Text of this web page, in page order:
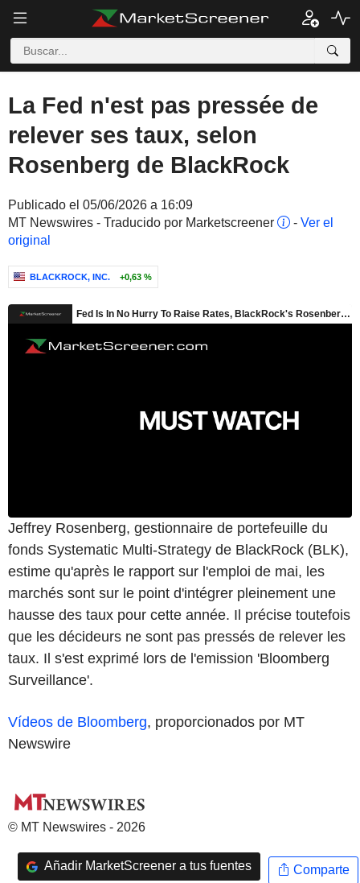
La Fed n'est pas pressée de
relever ses taux, selon
Rosenberg de BlackRock
Publicado el 05/06/2026 a 16:09
MT Newswires - Traducido por Marketscreener
- Ver el
original
BLACKROCK, INC. +0,63 %
Jeffrey Rosenberg, gestionnaire de portefeuille du
fonds Systematic Multi-Strategy de BlackRock (BLK),
estime qu'après le rapport sur l'emploi de mai, les
marchés sont sur le point d'intégrer pleinement une
hausse des taux pour cette année. Il précise toutefois
que les décideurs ne sont pas pressés de relever les
taux. Il s'est exprimé lors de l'emission 'Bloomberg
Surveillance'.
Vídeos de Bloomberg, proporcionados por MT
Newswire
© MT Newswires - 2026
Añadir MarketScreener a tus fuentes Comparte